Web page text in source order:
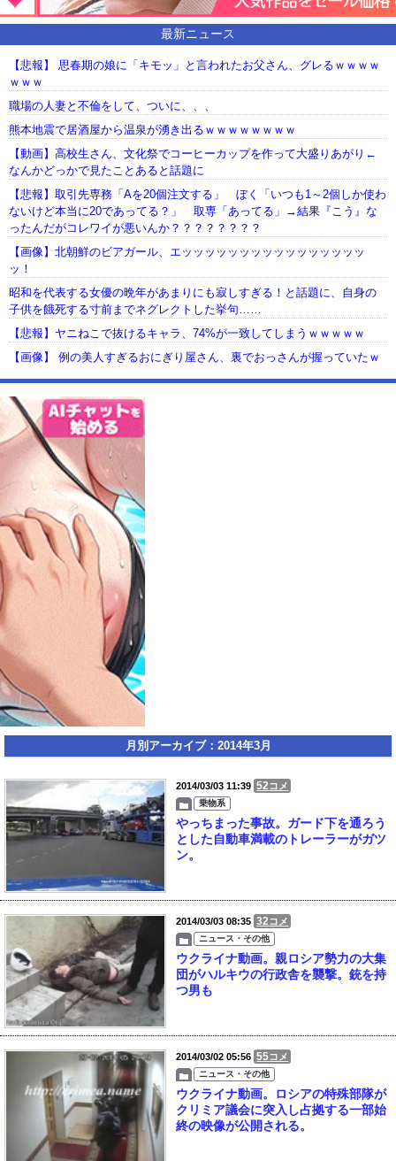
最新ニュース
【悲報】 思春期の娘に「キモッ」と言われたお父さん、グレるｗｗｗｗ
ｗｗｗ
職場の人妻と不倫をして、ついに、、、
熊本地震で居酒屋から温泉が湧き出るｗｗｗｗｗｗｗｗ
【動画】高校生さん、文化祭でコーヒーカップを作って大盛りあがり←
なんかどっかで見たことあると話題に
【悲報】取引先専務「Aを20個注文する」 ぼく「いつも1～2個しか使わ
ないけど本当に20であってる？」 取専「あってる」→結果『こう』な
ったんだがコレワイが悪いんか？？？？？？？？
【画像】北朝鮮のビアガール、エッッッッッッッッッッッッッッッッ
ッ！
昭和を代表する女優の晩年があまりにも寂しすぎる！と話題に、自身の
子供を餓死する寸前までネグレクトした挙句……
【悲報】ヤニねこで抜けるキャラ、74%が一致してしまうｗｗｗｗｗ
【画像】 例の美人すぎるおにぎり屋さん、裏でおっさんが握っていたｗ
【動画】USJの禁止エリアに子どもたちが続々乱入 → スタッフが注意し
ても止まらない事態に
Powered by livedoor 相互RSS
月別アーカイブ：2014年3月
2014/03/03 11:39 52 コメ
乗物系
やっちまった事故。ガード下を通ろう
とした自動車満載のトレーラーがガツ
ン。
2014/03/03 08:35 32 コメ
ニュース・その他
ウクライナ動画。親ロシア勢力の大集
団がハルキウの行政舎を襲撃。銃を持
つ男も
2014/03/02 05:56 55コメ
ニュース・その他
ウクライナ動画。ロシアの特殊部隊が
クリミア議会に突入し占拠する一部始
終の映像が公開される。